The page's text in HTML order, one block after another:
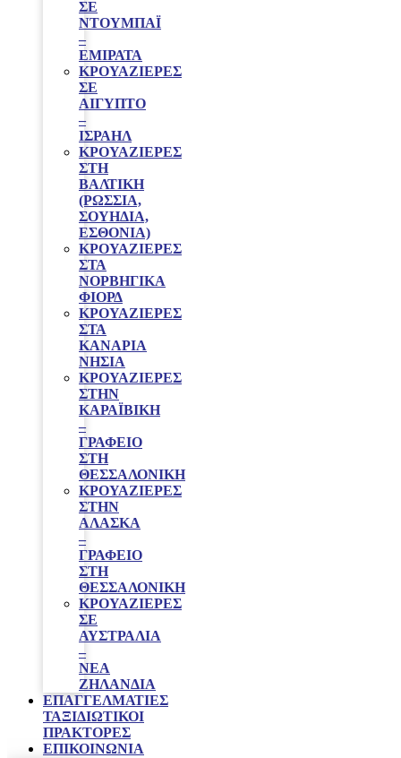
ΣΕ
ΝΤΟΥΜΠΑΪ
–
ΕΜΙΡΑΤΑ
ΚΡΟΥΑΖΙΕΡΕΣ
ΣΕ
ΑΙΓΥΠΤΟ
–
ΙΣΡΑΗΛ
ΚΡΟΥΑΖΙΕΡΕΣ
ΣΤΗ
ΒΑΛΤΙΚΗ
(ΡΩΣΣΙΑ,
ΣΟΥΗΔΙΑ,
ΕΣΘΟΝΙΑ)
ΚΡΟΥΑΖΙΕΡΕΣ
ΣΤΑ
ΝΟΡΒΗΓΙΚΑ
ΦΙΟΡΔ
ΚΡΟΥΑΖΙΕΡΕΣ
ΣΤΑ
ΚΑΝΑΡΙΑ
ΝΗΣΙΑ
ΚΡΟΥΑΖΙΕΡΕΣ
ΣΤΗΝ
ΚΑΡΑΪΒΙΚΗ
–
ΓΡΑΦΕΊΟ
ΣΤΗ
ΘΕΣΣΑΛΟΝΊΚΗ
ΚΡΟΥΑΖΙΕΡΕΣ
ΣΤΗΝ
ΑΛΑΣΚΑ
–
ΓΡΑΦΕΊΟ
ΣΤΗ
ΘΕΣΣΑΛΟΝΊΚΗ
ΚΡΟΥΑΖΙΕΡΕΣ
ΣΕ
ΑΥΣΤΡΑΛΙΑ
–
ΝΕΑ
ΖΗΛΑΝΔΙΑ
ΕΠΑΓΓΕΛΜΑΤΊΕΣ
ΤΑΞΙΔΙΩΤΙΚΟΊ
ΠΡΆΚΤΟΡΕΣ
ΕΠΙΚΟΙΝΩΝΙΑ